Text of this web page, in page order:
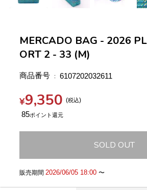
MERCADO BAG - 2026
ORT 2 - 33 (M)
商品番号 6107202032611
¥9,350 税込
85
SOLD OUT
販売期間 2026/06/05 18:00〜